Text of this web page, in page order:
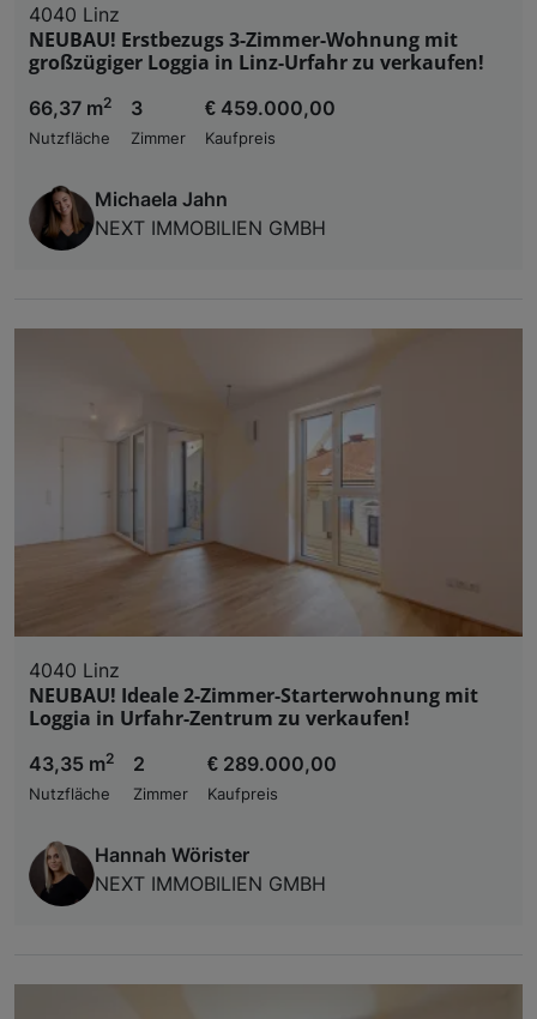
4040 Linz
NEUBAU! Erstbezugs 3-Zimmer-Wohnung mit
großzügiger Loggia in Linz-Urfahr zu verkaufen!
66,37 m2
Nutzfläche
3
Zimmer
€ 459.000,00
Kaufpreis
Michaela Jahn
NEXT IMMOBILIEN GMBH
4040 Linz
NEUBAU! Ideale 2-Zimmer-Starterwohnung mit
Loggia in Urfahr-Zentrum zu verkaufen!
43,35 m2
Nutzfläche
2
Zimmer
€ 289.000,00
Kaufpreis
Hannah Wörister
NEXT IMMOBILIEN GMBH